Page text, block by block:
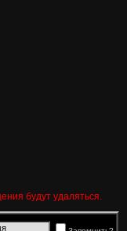
будут удаляться.